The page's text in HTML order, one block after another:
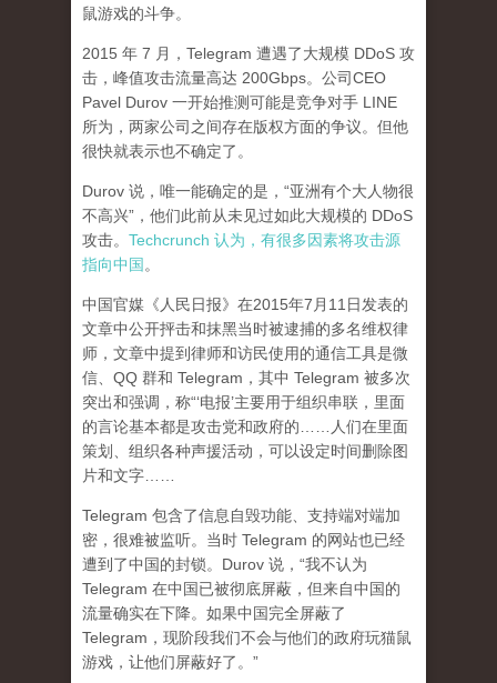
鼠游戏的斗争。
2015 年 7 月，Telegram 遭遇了大规模 DDoS 攻
击，峰值攻击流量高达 200Gbps。公司CEO
Pavel Durov 一开始推测可能是竞争对手 LINE
所为，两家公司之间存在版权方面的争议。但他
很快就表示也不确定了。
Durov 说，唯一能确定的是，“亚洲有个大人物很
不高兴”，他们此前从未见过如此大规模的 DDoS
攻击。 Techcrunch 认为，有很多因素将攻击源
指向中国 。
中国官媒《人民日报》在2015年7月11日发表的
文章中公开抨击和抹黑当时被逮捕的多名维权律
师，文章中提到律师和访民使用的通信工具是微
信、QQ 群和 Telegram，其中 Telegram 被多次
突出和强调，称“‘电报’主要用于组织串联，里面
的言论基本都是攻击党和政府的……人们在里面
策划、组织各种声援活动，可以设定时间删除图
片和文字……
Telegram 包含了信息自毁功能、支持端对端加
密，很难被监听。当时 Telegram 的网站也已经
遭到了中国的封锁。Durov 说，“我不认为
Telegram 在中国已被彻底屏蔽，但来自中国的
流量确实在下降。如果中国完全屏蔽了
Telegram，现阶段我们不会与他们的政府玩猫鼠
游戏，让他们屏蔽好了。”